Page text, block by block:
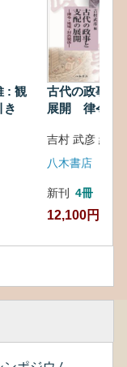
: 観
き
古代の政事と
展開 律令・
吉村 武彦 編集
八木書店
新刊 4冊
12,100円